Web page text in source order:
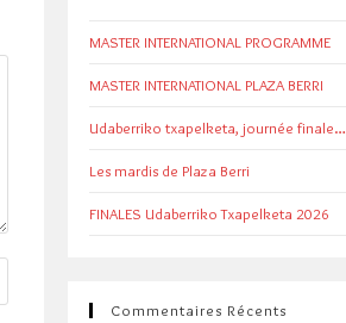
MASTER INTERNATIONAL PROGRAMME
MASTER INTERNATIONAL PLAZA BERRI
Udaberriko txapelketa, journée finale…
Les mardis de Plaza Berri
FINALES Udaberriko Txapelketa 2026
Commentaires Récents